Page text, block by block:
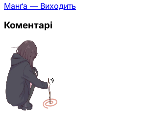
Манґа — Виходить
Коментарі